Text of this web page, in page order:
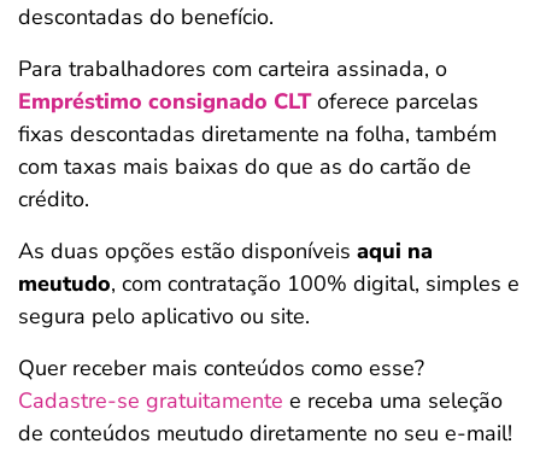
descontadas do benefício.
Para trabalhadores com carteira assinada, o
Empréstimo consignado CLToferece parcelas
fixas descontadas diretamente na folha, também
com taxas mais baixas do que as do cartão de
crédito.
As duas opções estão disponíveis aqui na
meutudo, com contratação 100% digital, simples e
segura pelo aplicativo ou site.
Quer receber mais conteúdos como esse?
Cadastre-se gratuitamente e receba uma seleção
de conteúdos meutudo diretamente no seu e-mail!